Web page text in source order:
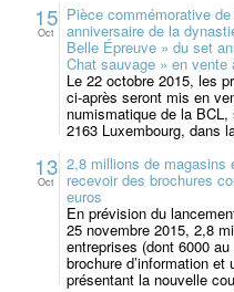
15
Oct
Pièce commémorative
anniversaire de la
Belle Épreuve » du set
Chat sauvage » en vente
Le 22 octobre 2015, les
ci-après seront mis en
numismatique de la
2163 Luxembourg, dans
13
Oct
2,8 millions de magasins
recevoir des brochures
euros
En prévision du
25 novembre 2015, 2,8
entreprises (dont 6000
brochure d’information
présentant la nouvelle